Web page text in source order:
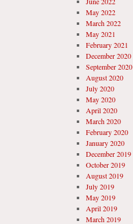
May 2022
March 2022
May 2021
February 2021
December 2020
September 2020
August 2020
July 2020
May 2020
April 2020
March 2020
February 2020
January 2020
December 2019
October 2019
August 2019
July 2019
May 2019
April 2019
March 2019